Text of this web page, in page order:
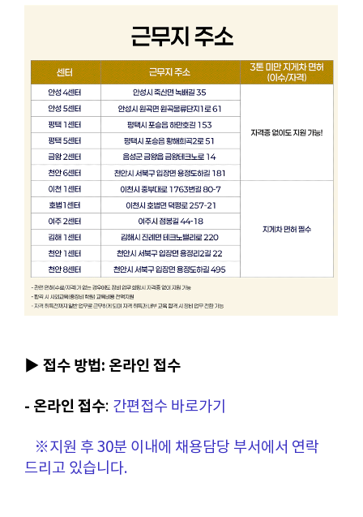
▶ 접수 방법: 온라인 접수
- 온라인 접수: 간편접수 바로가기
※지원 후 30분 이내에 채용담당 부서에서 연락
드리고 있습니다.